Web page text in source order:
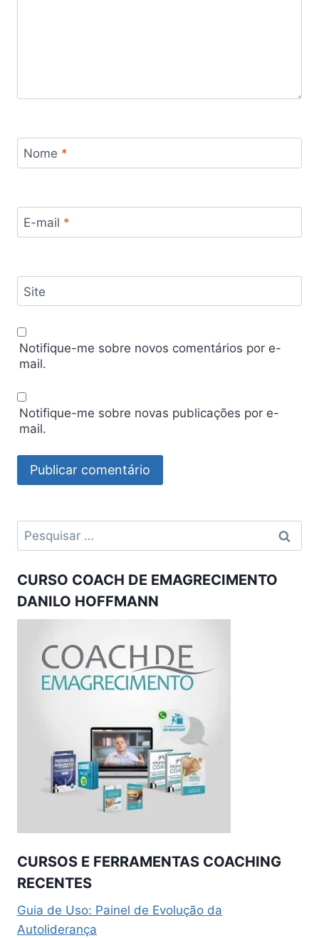
Nome *
E-mail *
Site
Notifique-me sobre novos comentários por e-
mail.
Notifique-me sobre novas publicações por e-
mail.
Pesquisar
por:
CURSO COACH DE EMAGRECIMENTO
DANILO HOFFMANN
CURSOS E FERRAMENTAS COACHING
RECENTES
Guia de Uso: Painel de Evolução da
Autoliderança